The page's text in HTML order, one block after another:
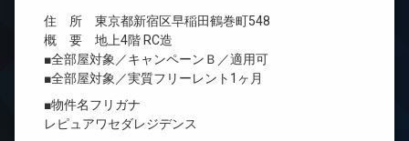
住 所 東京都新宿区早稲田鶴巻町548
概 要 地上4階 RC造
■全部屋対象／キャンペーンＢ／適用可
■全部屋対象／実質フリーレント1ヶ月
■物件名フリガナ
レピュアワセダレジデンス